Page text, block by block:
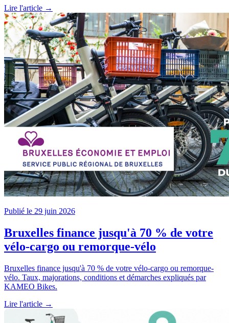
Lire l'article →
Publié le 29 juin 2026
Bruxelles finance jusqu'à 70 % de votre
vélo-cargo ou remorque-vélo
Bruxelles finance jusqu'à 70 % de votre vélo-cargo ou remorque-
vélo. Taux, majorations, conditions et démarches expliqués par
KAMEO Bikes.
Lire l'article →